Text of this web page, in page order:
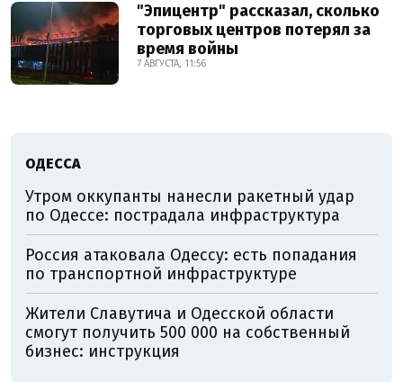
"Эпицентр" рассказал, сколько
торговых центров потерял за
время войны
7 АВГУСТА, 11:56
ОДЕССА
Утром оккупанты нанесли ракетный удар
по Одессе: пострадала инфраструктура
Россия атаковала Одессу: есть попадания
по транспортной инфраструктуре
Жители Славутича и Одесской области
смогут получить 500 000 на собственный
бизнес: инструкция